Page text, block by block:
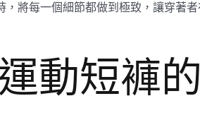
將每一個細節都做到極致，讓穿著
動短褲